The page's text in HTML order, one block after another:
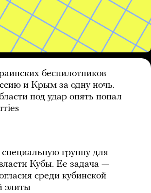
беспилотников
и Крым за одну ночь.
под удар опять попал
группу для
Кубы. Ее задача —
среди кубинской
элиты